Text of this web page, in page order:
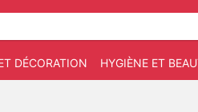
DÉCORATION HYGIÈNE ET